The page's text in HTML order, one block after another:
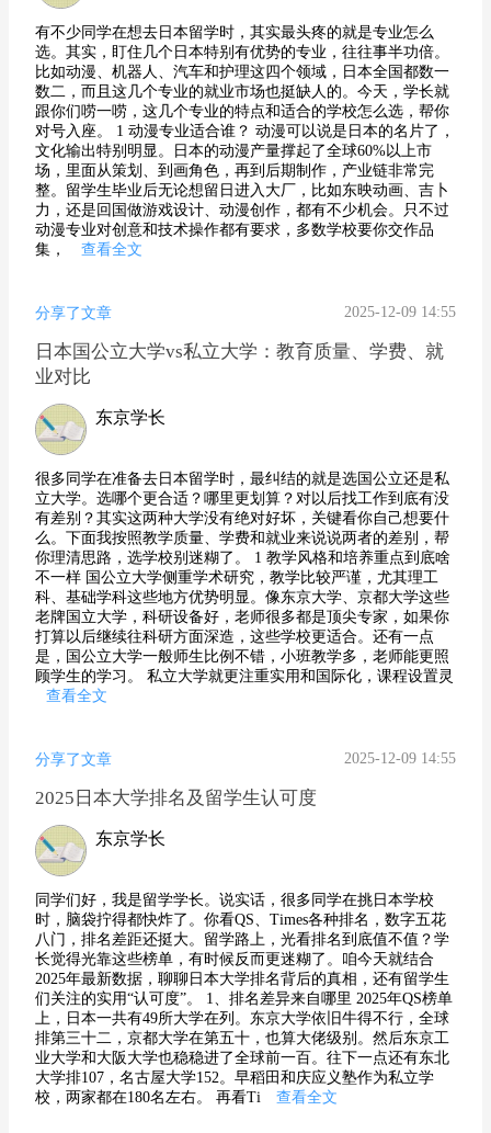
有不少同学在想去日本留学时，其实最头疼的就是专业怎么
选。其实，盯住几个日本特别有优势的专业，往往事半功倍。
比如动漫、机器人、汽车和护理这四个领域，日本全国都数一
数二，而且这几个专业的就业市场也挺缺人的。今天，学长就
跟你们唠一唠，这几个专业的特点和适合的学校怎么选，帮你
对号入座。 1 动漫专业适合谁？ 动漫可以说是日本的名片了，
文化输出特别明显。日本的动漫产量撑起了全球60%以上市
场，里面从策划、到画角色，再到后期制作，产业链非常完
整。留学生毕业后无论想留日进入大厂，比如东映动画、吉卜
力，还是回国做游戏设计、动漫创作，都有不少机会。只不过
动漫专业对创意和技术操作都有要求，多数学校要你交作品
集，
查看全文
分享了文章 2025-12-09 14:55
日本国公立大学vs私立大学：教育质量、学费、就
业对比
东京学长
很多同学在准备去日本留学时，最纠结的就是选国公立还是私
立大学。选哪个更合适？哪里更划算？对以后找工作到底有没
有差别？其实这两种大学没有绝对好坏，关键看你自己想要什
么。下面我按照教学质量、学费和就业来说说两者的差别，帮
你理清思路，选学校别迷糊了。 1 教学风格和培养重点到底啥
不一样 国公立大学侧重学术研究，教学比较严谨，尤其理工
科、基础学科这些地方优势明显。像东京大学、京都大学这些
老牌国立大学，科研设备好，老师很多都是顶尖专家，如果你
打算以后继续往科研方面深造，这些学校更适合。还有一点
是，国公立大学一般师生比例不错，小班教学多，老师能更照
顾学生的学习。 私立大学就更注重实用和国际化，课程设置灵
查看全文
分享了文章 2025-12-09 14:55
2025日本大学排名及留学生认可度
东京学长
同学们好，我是留学学长。说实话，很多同学在挑日本学校
时，脑袋拧得都快炸了。你看QS、Times各种排名，数字五花
八门，排名差距还挺大。留学路上，光看排名到底值不值？学
长觉得光靠这些榜单，有时候反而更迷糊了。咱今天就结合
2025年最新数据，聊聊日本大学排名背后的真相，还有留学生
们关注的实用“认可度”。 1、排名差异来自哪里 2025年QS榜单
上，日本一共有49所大学在列。东京大学依旧牛得不行，全球
排第三十二，京都大学在第五十，也算大佬级别。然后东京工
业大学和大阪大学也稳稳进了全球前一百。往下一点还有东北
大学排107，名古屋大学152。早稻田和庆应义塾作为私立学
校，两家都在180名左右。 再看Ti
查看全文